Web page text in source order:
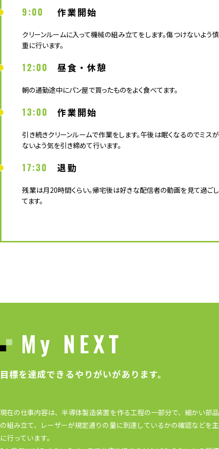
9:00 作業開始
クリーンルームに入って機械の組み立てをします。傷つけないよう慎
重に行います。
12:00 昼食・休憩
朝の通勤途中にパン屋で買ったものをよく食べてます。
13:00 作業開始
引き続きクリーンルームで作業をします。午後は眠くなるのでミスが
ないよう気を引き締めて行います。
17:30 退勤
残業は月20時間くらい。帰宅後は好きな配信者の動画を見て過ごし
てます。
My NEXT
目標を達成できるやりがいがあります。
現在の仕事内容は、半導体製造装置を作る工程の一部分で、細かい部品
の組み立て、レーザーが規定通りの量に到達しているかの確認などを主
に行っています。